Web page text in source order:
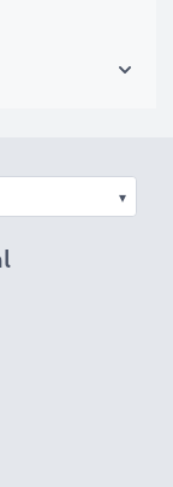
verlenging
voor de lens
stof of
▾